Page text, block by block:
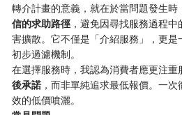
轉介計畫的意義，就在於當問題發生時
信的求助路徑 ，避免因尋找服務過程
害擴散。它不僅是「介紹服務」，更是
初步過濾機制。
在選擇服務時，我認為消費者應更注重
後承諾 ，而非單純追求最低報價。一
效的低價噴灑。